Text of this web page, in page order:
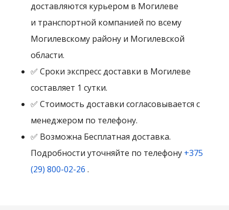
доставляются курьером в Могилеве
и транспортной компанией по всему
Могилевскому району и Могилевской
области.
✅ Сроки экспресс доставки в Могилеве
составляет 1 сутки.
✅ Стоимость доставки согласовывается с
менеджером по телефону.
✅ Возможна Бесплатная доставка.
Подробности уточняйте по телефону +375
(29) 800-02-26 .